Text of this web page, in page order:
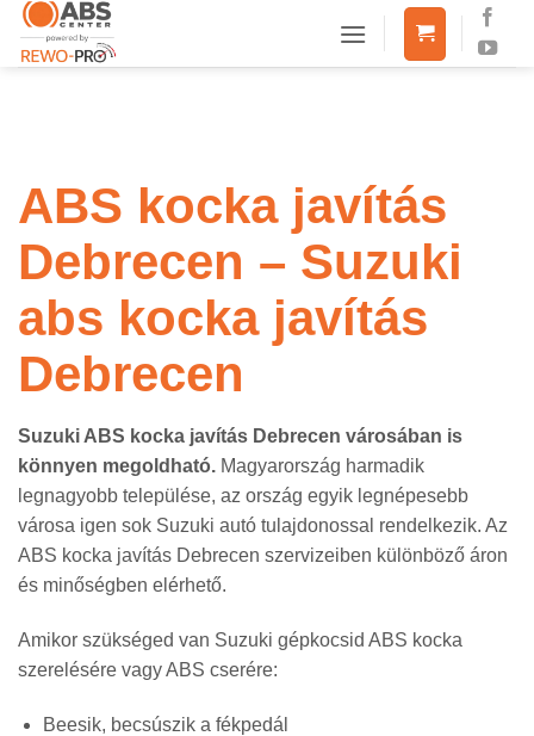
Skip
content
ABS kocka javítás
Debrecen – Suzuki
abs kocka javítás
Debrecen
Suzuki ABS kocka javítás Debrecen városában is
könnyen megoldható. Magyarország harmadik
legnagyobb települése, az ország egyik legnépesebb
városa igen sok Suzuki autó tulajdonossal rendelkezik. Az
ABS kocka javítás Debrecen szervizeiben különböző áron
és minőségben elérhető.
Amikor szükséged van Suzuki gépkocsid ABS kocka
szerelésére vagy ABS cserére:
Beesik, becsúszik a fékpedál